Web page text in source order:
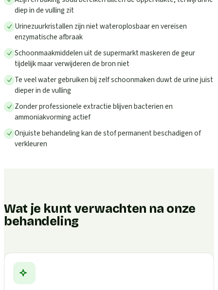
diep in de vulling zit
Urinezuurkristallen zijn niet wateroplosbaar en vereisen
enzymatische afbraak
Schoonmaakmiddelen uit de supermarkt maskeren de geur
tijdelijk maar verwijderen de bron niet
Te veel water gebruiken bij zelf schoonmaken duwt de urine juist
dieper in de vulling
Zonder professionele extractie blijven bacterien en
ammoniakvorming actief
Onjuiste behandeling kan de stof permanent beschadigen of
verkleuren
Wat je kunt verwachten na onze
behandeling